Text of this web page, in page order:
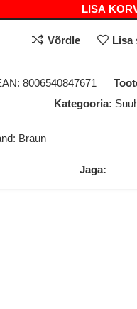
LISA
Võrdle Lisa
8006540847671
Kategooria:
Braun
Jaga: